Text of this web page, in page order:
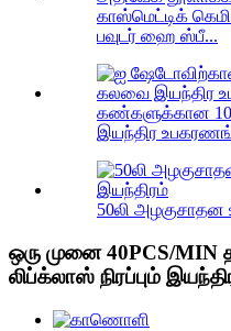
காஸ்மெட்டிக்
பவுடர் ஹை ஸ்பீ...
கண்களுக்கான
இயந்திர
50லி
ஒரு முனை 40PCS/MIN
லிப்க்லாஸ் நிரப்பும்